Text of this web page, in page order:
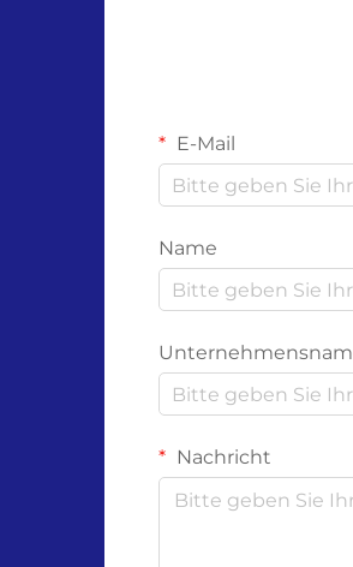
geworden. Diese
E-Mail
Name
Nachricht